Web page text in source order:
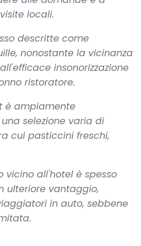
locali.
descritte come
nonostante la vicinanza
insonorizzazione
ristoratore.
è ampiamente
selezione varia di
cui pasticcini freschi,
all'hotel è spesso
ulteriore vantaggio,
in auto, sebbene